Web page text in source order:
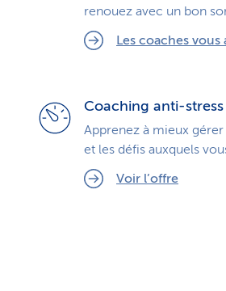
renouez avec un bon
Les coaches vous
Coaching anti-stress
Apprenez à mieux
et les défis auxquels
Voir l’offre